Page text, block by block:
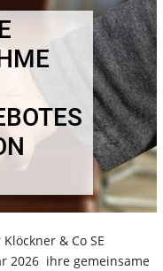
& Co SE
2026 ihre gemeinsame